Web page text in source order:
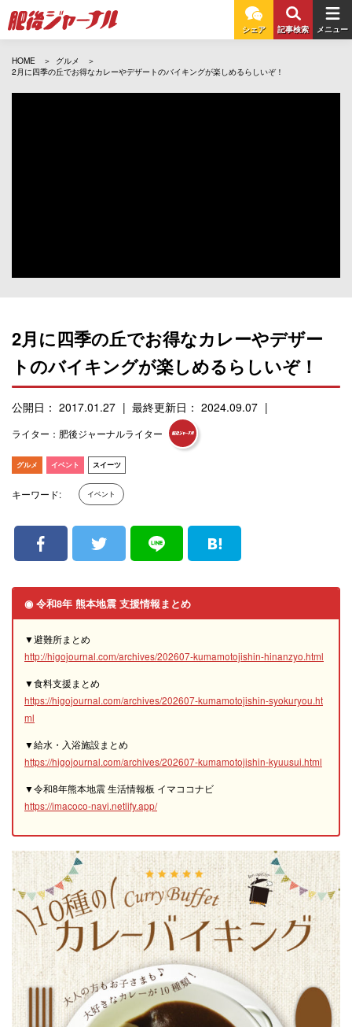
シェア 記事検索 メニュー
HOME
グルメ
2月に四季の丘でお得なカレーやデザートのバイキングが楽しめるらしいぞ！
2月に四季の丘でお得なカレーやデザー
トのバイキングが楽しめるらしいぞ！
公開日： 2017.01.27 最終更新日： 2024.09.07
ライター：肥後ジャーナルライター
グルメ イベント スイーツ
キーワード: イベント
◉ 令和8年 熊本地震 支援情報まとめ
▼避難所まとめ
http://higojournal.com/archives/202607-kumamotojishin-hinanzyo.html
▼食料支援まとめ
https://higojournal.com/archives/202607-kumamotojishin-syokuryou.ht
ml
▼給水・入浴施設まとめ
https://higojournal.com/archives/202607-kumamotojishin-kyuusui.html
▼令和8年熊本地震 生活情報板 イマココナビ
https://imacoco-navi.netlify.app/